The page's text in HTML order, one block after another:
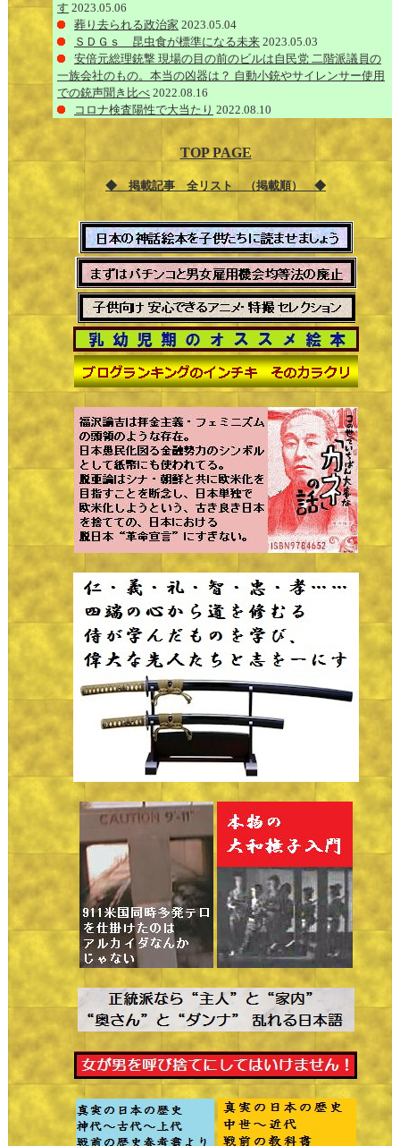
す 2023.05.06
葬り去られる政治家 2023.05.04
ＳＤＧｓ 昆虫食が標準になる未来 2023.05.03
安倍元総理銃撃 現場の目の前のビルは自民党 二階派議員の
一族会社のもの。本当の凶器は？ 自動小銃やサイレンサー使用
での銃声聞き比べ 2022.08.16
コロナ検査陽性で大当たり 2022.08.10
TOP PAGE
◆ 掲載記事 全リスト （掲載順） ◆